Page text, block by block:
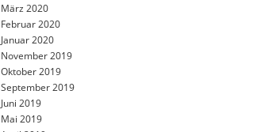
März 2020
Februar 2020
Januar 2020
November 2019
Oktober 2019
September 2019
Juni 2019
Mai 2019